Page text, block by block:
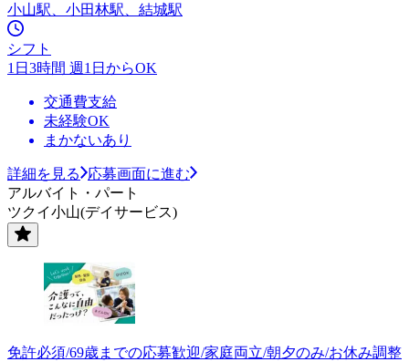
小山駅、小田林駅、結城駅
シフト
1日3時間 週1日からOK
交通費支給
未経験OK
まかないあり
詳細を見る
応募画面に進む
アルバイト・パート
ツクイ小山(デイサービス)
免許必須/69歳までの応募歓迎/家庭両立/朝夕のみ/お休み調整